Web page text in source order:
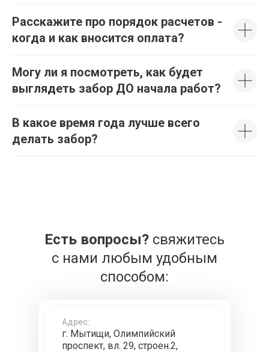
Расскажите про порядок расчетов -
когда и как вносится оплата?
Могу ли я посмотреть, как будет
выглядеть забор ДО начала работ?
В какое время года лучше всего
делать забор?
Есть вопросы? свяжитесь
с нами любым удобным
способом:
Адрес:
г. Мытищи, Олимпийский
проспект, вл. 29, строен.2,